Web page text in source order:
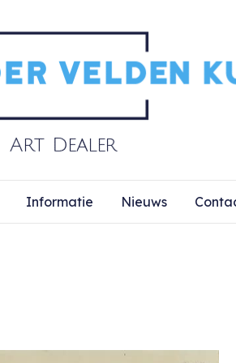
Informatie Nieuws